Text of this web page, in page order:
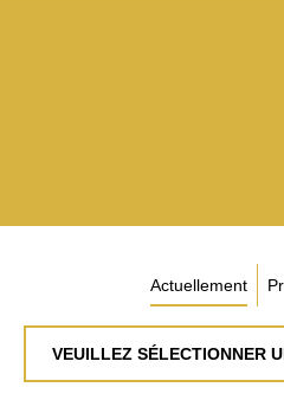
Actuellement
VEUILLEZ SÉLECTIONNER